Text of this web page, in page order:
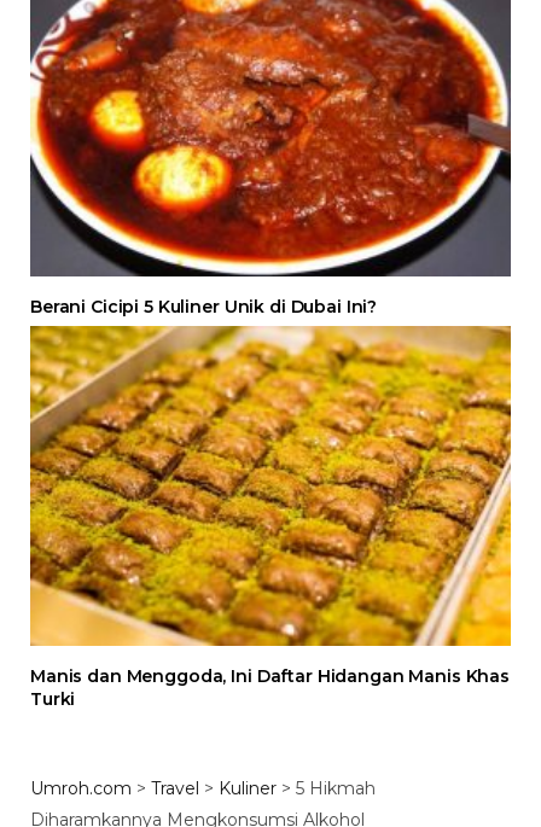
Berani Cicipi 5 Kuliner Unik di Dubai Ini?
Manis dan Menggoda, Ini Daftar Hidangan Manis Khas
Turki
Umroh.com > Travel > Kuliner > 5 Hikmah
Diharamkannya Mengkonsumsi Alkohol